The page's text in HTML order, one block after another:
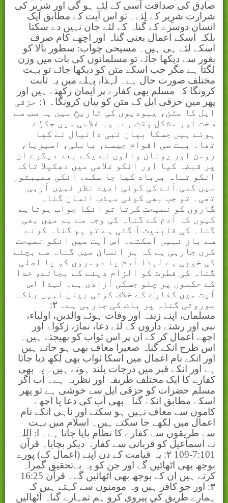
صادِق کی صداقت اُسی کے لِئے ہو گی اور شرِیر کی
شرارت شرِیر کے لِئے۔ تو اس آیت کے مطابق ایک
انسان دوسرے کے گناہ کے لئے جان نہیں دے سکتا
بلکہ اسکے اعمال یعنی گناہ اور اچھے کام صرف
اسکے لئے ہی ہیں۔ مسیحی جواب: سطور بالا کو
بغور سے دیکھا جائے تو مسلمانوں کی بات میں وزن
لگتا ہے مگر جب اسکے متن کو دیکھا جائے تو بہت
مختلف صورت حال ہے۔ لہذا، پہلے میں یہ ثابت
کرونگا کہ مسلم بھی کفارے پر ایمان رکھتے ہیں اور
پھر میں حزقی ایل کے متن کو بیان کرونگا۔ ۱: حزقی
ایل کا متن، یہودیوں کی تاریخ میں یہ سب سے
سخت اور مشکل وقت ہے۔ وہ غلامی میں جکڑے
ہوئے ہیں جسکا بیان نبی دانیال نے کیا
تھا۔ بہت سی اقوام جیسے، بابلی، اسیریا،
رومن اور یونان والوں نے یکے بعد دیگرے ان
پر قبضہ کیا اور انکو غلامی میں دھکیلا تاکہ
انکو تباہ برباد کیا جا سکے۔ انکی مصیبتوں
میں کمی آنے کی کوئی امید نظر نہیں آرہی
تھی۔ تو جب بھی کوئی مہذب انسان گناہ
گاروں کو نصیحت کرتا تو انکا جواب ہوتاہے
کیوں کہ آدم کے گناہ کی وجہ سے ہم میں بھی
گناہ کی قابلیت آ گئی ہے تو ہم گناہ کرنے
سے باز نہیں آسکتے۔ اس آیت میں انکو نصیحت
کری جارہی ہے کہ ہر انسان میں گناہ سے بچنے
کی خوبی ہے لہذا آدم یا دوسروں کو یا اصلی
گناہ کی فطرت کو الزام دینے کے بجائے، خدا
کے حکموں پر چلو جسکی آزادی ہے۔ لہذا اس
آیت میں کفارے کے خلاف کوئی بیان نہیں بلکہ
موروثی گناہ پر بات کی جارہی ہے۔ ۲:
مسلمان، اپنے زندہ اور وفات ہوئے والدین، اولیاء،
نبی اور رشتے داروں کے لئے دعا، نماز، زکواۃ اور
اچھے اعمال کر کے ان پر اس ثواب کو بھیجتے ہیں۔
اس طرح انکے گناہ صغیرا معاف بھی ہو جاتے ہیں
اور انکے نام اعمال میں اسکا ثواب بھی لکھ دیا جاتا
ہے اور انکے قبر میں درجات بلند ہوتے ہیں۔ یہ بھی
کفارے کا ایک مختلف طریقہ اور نظریہ ہے۔ اب اگر
مسلم حضرات کو حزقی ایل سے خوشی ہے تو پھر
اسکے مطابق انکے گناہ بھی آپ کی دعا یا اچھے
کاموں سے معاف نہیں ہو سکتے اور ناہی انکے نام
اعمال میں لکھے جا سکتے ہیں۔ اسلام میں بہت
سے طریقوں سے کفارے کا نظام پایا جاتا ہے۔ ا: اللہ
نے اسماعیل کو قربانی سے کفارہ دیکر بچایا۔ قرآن
7:101-109 ۲: یہ قیامت کے دن اپنے (اعمال کے) پورے
بوجھ بھی اٹھائیں گے اور جن کو یہ بےتحقیق گمراہ
کرتے ہیں ان کے بوجھ بھی اٹھائیں گے۔ قرآن 16:25
۳: اور جو کافر ہیں وہ مومنوں سے کہتے ہیں کہ
ہمارے طریق کی پیروی کرو ہم تمہارے گناہ اُٹھالیں